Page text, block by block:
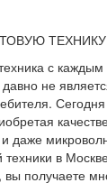
с
не
даже
в
вы получаете